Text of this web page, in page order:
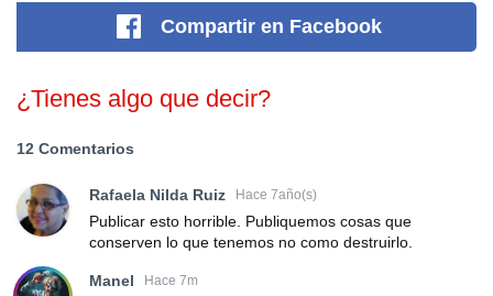
Compartir en Facebook
¿Tienes algo que decir?
12 Comentarios
Rafaela Nilda Ruiz Hace 7año(s)
Publicar esto horrible. Publiquemos cosas que
conserven lo que tenemos no como destruirlo.
Manel Hace 7m